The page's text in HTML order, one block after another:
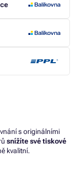
s originálními
snížíte své tiskové
kvalitní.